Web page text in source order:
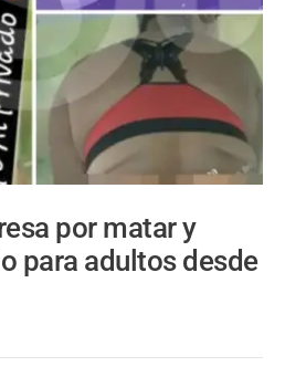
por matar y
para adultos desde